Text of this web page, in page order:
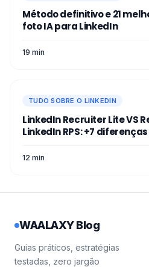
Método definitivo e 21
foto IA para LinkedIn
19 min
TUDO SOBRE O LINKEDIN
LinkedIn Recruiter Lite VS
LinkedIn RPS: +7
12 min
WAALAXY Blog
Guias práticos, estratégias
testadas, zero jargão